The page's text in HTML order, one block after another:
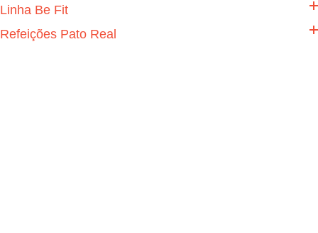
Linha Be Fit
Refeições Pato Real